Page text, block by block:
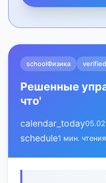
schoolФизика verified
Решенные
что'
calendar_today
schedule1 мин. чтения